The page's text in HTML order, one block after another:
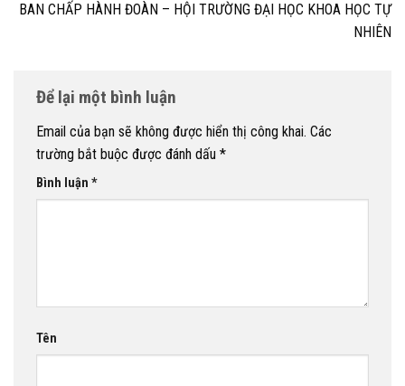
BAN CHẤP HÀNH ĐOÀN – HỘI TRƯỜNG ĐẠI HỌC KHOA HỌC TỰ
NHIÊN
Để lại một bình luận
Email của bạn sẽ không được hiển thị công khai. Các
trường bắt buộc được đánh dấu *
Bình luận *
Tên